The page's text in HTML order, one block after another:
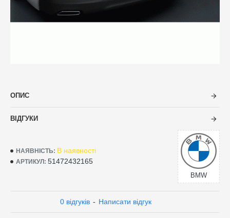
ОПИС
ВІДГУКИ
НАЯВНІСТЬ: В наявності
АРТИКУЛ: 51472432165
BMW
0 відгуків - Написати відгук